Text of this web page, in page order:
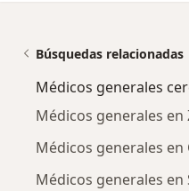
Búsquedas relacionadas
Médicos generales
Médicos generales en
Médicos generales en
Médicos generales en